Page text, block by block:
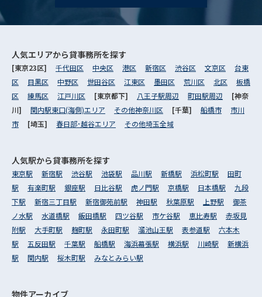
人気エリアから貸事務所を探す
[東京23区] 千代田区 中央区 港区 新宿区 渋谷区 文京区
台東
区
目黒区 中野区 世田谷区 江東区 墨田区 荒川区 北区
板橋
区
練馬区 江戸川区 [東京都下] 八王子駅周辺 町田駅周辺
[神奈
川] 関内駅東口(海側)エリア その他神奈川区 [千葉] 船橋市
市川
市
[埼玉] 春日部･越谷エリア その他埼玉全域
人気駅から貸事務所を探す
東京駅 新宿駅 渋谷駅 池袋駅 品川駅 新橋駅 浜松町駅
田町
駅
有楽町駅 銀座駅 日比谷駅 虎ノ門駅 京橋駅 日本橋駅
九段
下駅
新宿三丁目駅 新宿御苑前駅 神田駅 秋葉原駅 上野駅
御茶
ノ水駅
水道橋駅 飯田橋駅 四ツ谷駅 市ケ谷駅 恵比寿駅
赤坂見
附駅
大手町駅 麹町駅 永田町駅 溜池山王駅 表参道駅
六本木
駅
五反田駅 千葉駅 船橋駅 海浜幕張駅 横浜駅 川崎駅
新横浜
駅
関内駅 桜木町駅 みなとみらい駅
物件アーカイブ